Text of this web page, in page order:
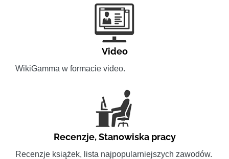
Video
WikiGamma w formacie video.
Recenzje,Stanowiska pracy
Recenzje książek, lista najpopularniejszych zawodów.